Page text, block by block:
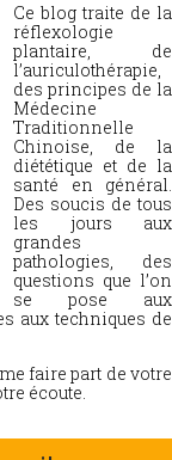
Ce blog traite de la
réflexologie
plantaire, de
l’auriculothérapie,
des principes de la
Médecine
Traditionnelle
Chinoise, de la
diététique et de la
santé en général.
Des soucis de tous
les jours aux
grandes
pathologies, des
questions que l’on
se pose aux
aux techniques de
faire part de votre
écoute.